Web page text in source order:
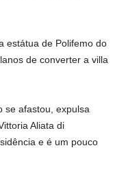
estátua de Polifemo do
de converter a villa
se afastou, expulsa
Aliata di
e é um pouco